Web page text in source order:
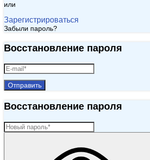
или
Зарегистрироваться
Забыли пароль?
Восстановление пароля
Отправить
Восстановление пароля